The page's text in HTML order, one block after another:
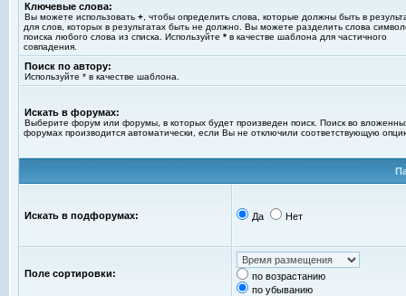
Ключевые слова:
Вы можете использовать + , чтобы определить слова, которые должны быть в
для слов, которых в результатах быть не должно. Вы можете разделить слова
поиска любого слова из списка. Используйте * в качестве шаблона для частичного
совпадения.
Поиск по автору:
Используйте * в качестве шаблона.
Искать в форумах:
Выберите форум или форумы, в которых будет произведен поиск. Поиск во
форумах производится автоматически, если Вы не отключили соответствующую
Искать в подфорумах: Да Нет
Поле сортировки:
по возрастанию
по убыванию